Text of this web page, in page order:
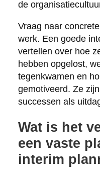
de
Vraag naar
werk. Een goede
vertellen over hoe
hebben opgelost,
tegenkwamen en
gemotiveerd. Ze
successen als
Wat is het
een vaste
interim